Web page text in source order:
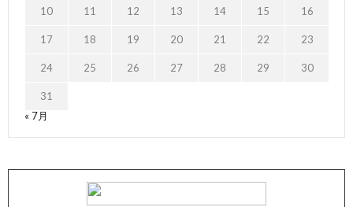
10 11 12 13 14 15 16
17 18 19 20 21 22 23
24 25 26 27 28 29 30
31
« 7月